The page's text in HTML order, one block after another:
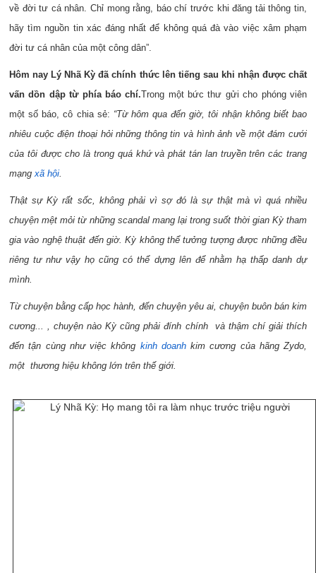
về đời tư cá nhân. Chỉ mong rằng, báo chí trước khi đăng tải thông tin,
hãy tìm nguồn tin xác đáng nhất để không quá đà vào việc xâm phạm
đời tư cá nhân của một công dân”.
Hôm nay Lý Nhã Kỳ đã chính thức lên tiếng sau khi nhận được chất
vấn dồn dập từ phía báo chí.Trong một bức thư gửi cho phóng viên
một số báo, cô chia sẻ: “Từ hôm qua đến giờ, tôi nhận không biết bao
nhiêu cuộc điện thoại hỏi những thông tin và hình ảnh về một đám cưới
của tôi được cho là trong quá khứ và phát tán lan truyền trên các trang
mạngxã hội.
Thật sự Kỳ rất sốc, không phải vì sợ đó là sự thật mà vì quá nhiều
chuyện mệt mỏi từ những scandal mang lại trong suốt thời gian Kỳ tham
gia vào nghệ thuật đến giờ. Kỳ không thể tưởng tượng được những điều
riêng tư như vậy họ cũng có thể dựng lên để nhằm hạ thấp danh dự
mình.
Từ chuyện bằng cấp học hành, đến chuyện yêu ai, chuyện buôn bán kim
cương... , chuyện nào Kỳ cũng phải đính chính và thậm chí giải thích
đến tận cùng như việc không kinh doanhkim cương của hãng Zydo,
một thương hiệu không lớn trên thế giới.